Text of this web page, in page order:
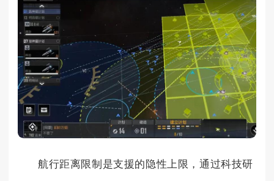
航行距离限制是支援的隐性上限，通过科技研